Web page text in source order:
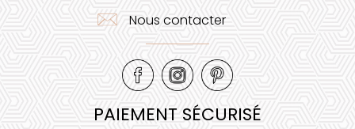
Nous contacter
PAIEMENT SÉCURISÉ